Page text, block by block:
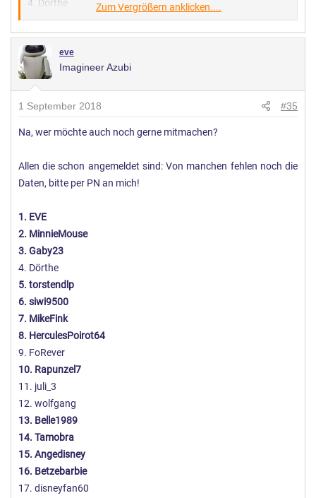
4. Dörthe
5. torstendlp
6. siwi9500
7. MikeFink
8. HerculesPoirot64
9. FoRever
10. Rapunzel7
12. wolfgang
14. Tamobra
15. Angedisney
17. disneyfan60
18. iputCALIonmyback
19. MainStation
20. Irial
21. Ka*Ti*nker
22. Happy
23. Disneyfan1972
24. Pumbärchen
25. jacksally
Zum Vergrößern anklicken....
eve
Imagineer Azubi
1 September 2018 #35
Na, wer möchte auch noch gerne mitmachen?
Allen die schon angemeldet sind: Von manchen fehlen noch die
Daten, bitte per PN an mich!
1. EVE
2. MinnieMouse
3. Gaby23
4. Dörthe
5. torstendlp
6. siwi9500
7. MikeFink
8. HerculesPoirot64
9. FoRever
10. Rapunzel7
11. juli_3
12. wolfgang
13. Belle1989
14. Tamobra
15. Angedisney
16. Betzebarbie
17. disneyfan60